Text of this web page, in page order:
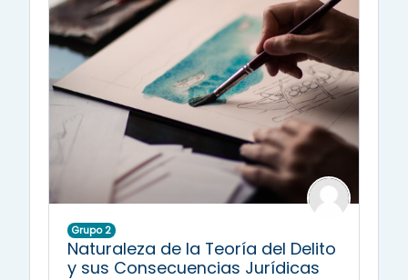
Grupo 2
Naturaleza de la Teoría del Delito
y sus Consecuencias Jurídicas